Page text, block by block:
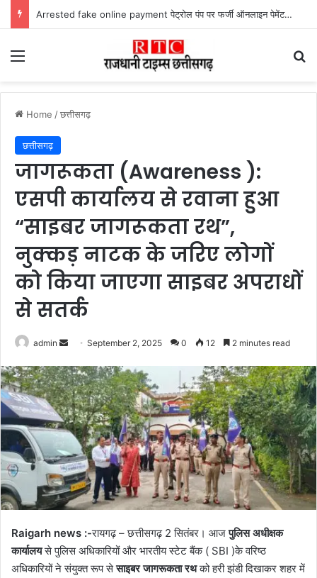
Arrested fake online payment पेट्रोल पंप पर फर्जी ऑनलाइन पेमेंट दिखाकर ठगी करने वाला युवक गिरफ्तार
Menu
Home /छत्तीसगढ़
छत्तीसगढ़
जागरूकता (Awareness ):
एसपी कार्यालय से रवाना हुआ
“साइबर जागरूकता रथ”,
नुक्कड़ नाटक के जरिए लोगों
को किया जाएगा साइबर अपराधों
से सतर्क
admin
Send
email
September 2, 2025 0 12 2 minutes read
Raigarh news :-रायगढ़ – छत्तीसगढ़ 2 सितंबर। आजपुलिस अधीक्षक
कार्यालयसे पुलिस अधिकारियों और भारतीय स्टेट बैंक ( SBI )के वरिष्ठ
अधिकारियों ने संयुक्त रूप सेसाइबर जागरूकता रथको हरी झंडी दिखाकर शहर में